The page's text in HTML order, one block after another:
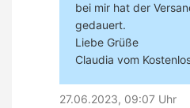
bei mir hat der
gedauert.
Liebe Grüße
Claudia vom
27.06.2023, 09:07 Uhr